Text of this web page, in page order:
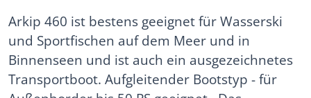
Arkip 460 ist bestens geeignet für Wasserski
und Sportfischen auf dem Meer und in
Binnenseen und ist auch ein ausgezeichnetes
Transportboot. Aufgleitender Bootstyp - für